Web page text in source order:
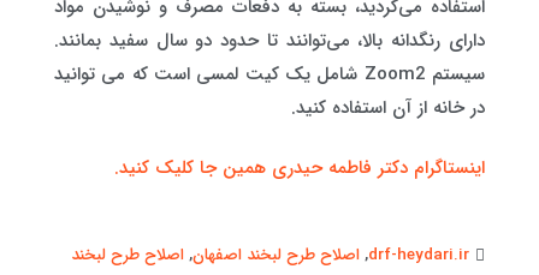
استفاده می‌کردید، بسته به دفعات مصرف و نوشیدن مواد
دارای رنگدانه بالا، می‌توانند تا حدود دو سال سفید بمانند.
سیستم Zoom2 شامل یک کیت لمسی است که می توانید
در خانه از آن استفاده کنید.
اینستاگرام دکتر فاطمه حیدری همین جا کلیک کنید.
drf-heydari.ir
,اصلاح طرح لبخند اصفهان,اصلاح طرح لبخند